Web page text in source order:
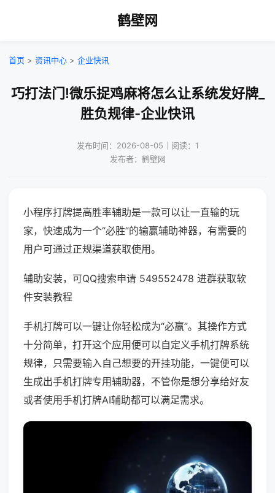
鹤壁网
首页 > 资讯中心 > 企业快讯
巧打法门!微乐捉鸡麻将怎么让系统发好牌_
胜负规律-企业快讯
发布时间：2026-08-05｜阅读：1
发布者：鹤壁网
小程序打牌提高胜率辅助是一款可以让一直输的玩
家，快速成为一个“必胜”的输赢辅助神器，有需要的
用户可通过正规渠道获取使用。
辅助安装，可QQ搜索申请 549552478 进群获取软
件安装教程
手机打牌可以一键让你轻松成为“必赢”。其操作方式
十分简单，打开这个应用便可以自定义手机打牌系统
规律，只需要输入自己想要的开挂功能，一键便可以
生成出手机打牌专用辅助器，不管你是想分享给好友
或者使用手机打牌AI辅助都可以满足需求。